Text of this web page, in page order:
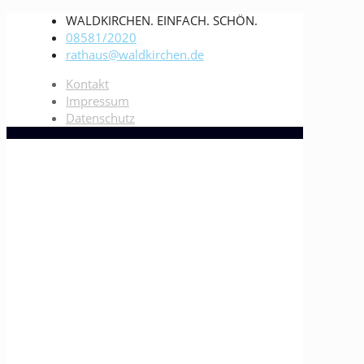
WALDKIRCHEN. EINFACH. SCHÖN.
08581/2020
rathaus@waldkirchen.de
Kontakt
Impressum
Datenschutz